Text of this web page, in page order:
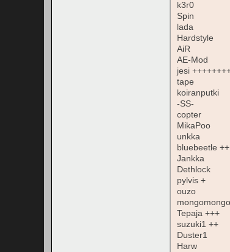
k3r0
Spin
lada
Hardstyle
AiR
AE-Mod
jesi
tape
koiranputki
-SS-
copter
MikaPoo
unkka
bluebeetle ++
Jankka
Dethlock
pylvis +
ouzo
mongomongo
Tepaja +++
suzuki1 ++
Duster1
Harw